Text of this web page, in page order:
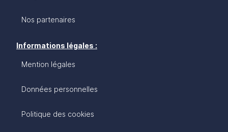
Nos partenaires
Informations légales :
Mention légales
Données personnelles
Politique des cookies